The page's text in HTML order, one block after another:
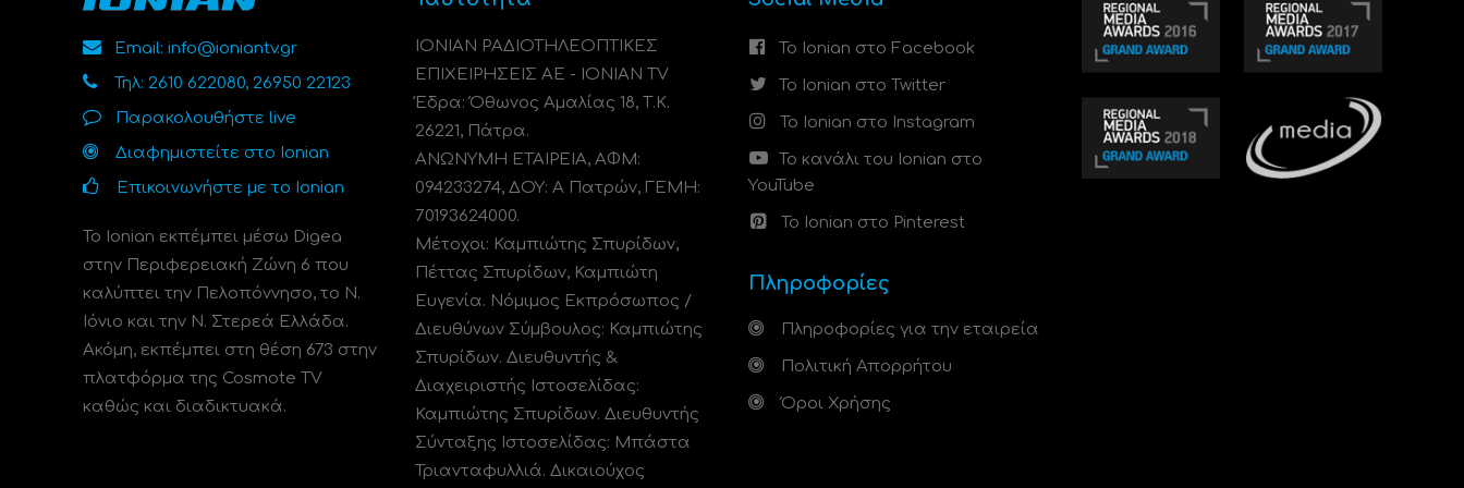
Email: info@ioniantv.gr
Τηλ: 2610 622080, 26950 22123
Παρακολουθήστε live
Διαφημιστείτε στο Ionian
Επικοινωνήστε με το Ionian
Το Ionian εκπέμπει μέσω Digea
στην Περιφερειακή Ζώνη 6 που
καλύπτει την Πελοπόννησο, το N.
Ιόνιο και την Ν. Στερεά Ελλάδα.
Ακόμη, εκπέμπει στη θέση 673 στην
πλατφόρμα της Cosmote TV
καθώς και διαδικτυακά.
ΙΟΝΙΑΝ ΡΑΔΙΟΤΗΛΕΟΠΤΙΚΕΣ
ΕΠΙΧΕΙΡΗΣΕΙΣ ΑΕ - IONIAN TV
Έδρα: Όθωνος Αμαλίας 18, Τ.Κ.
26221, Πάτρα.
ΑΝΩΝΥΜΗ ΕΤΑΙΡΕΙΑ, ΑΦΜ:
094233274, ΔΟΥ: A Πατρών, ΓΕΜΗ:
70193624000.
Μέτοχοι: Καμπιώτης Σπυρίδων,
Πέττας Σπυρίδων, Καμπιώτη
Ευγενία. Νόμιμος Εκπρόσωπος /
Διευθύνων Σύμβουλος: Καμπιώτης
Σπυρίδων. Διευθυντής &
Διαχειριστής Ιστοσελίδας:
Καμπιώτης Σπυρίδων. Διευθυντής
Σύνταξης Ιστοσελίδας: Μπάστα
Τριανταφυλλιά. Δικαιούχος
Το Ionian στο Facebook
Το Ionian στο Twitter
Το Ionian στο Instagram
Το κανάλι του Ionian στο
YouTube
Το Ionian στο Pinterest
Πληροφορίες
Πληροφορίες για την εταιρεία
Πολιτική Απορρήτου
Όροι Χρήσης